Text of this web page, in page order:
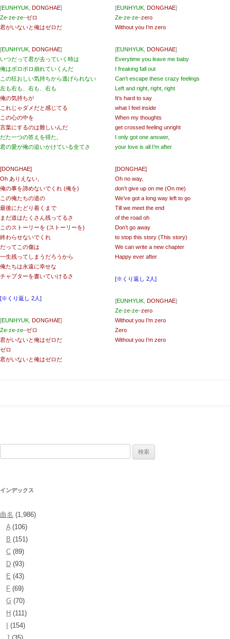
[EUNHYUK DONGHAE]
Ze-ze-ze–ゼロ
君がいないと俺はゼロだ
[EUNHYUK DONGHAE]
いつだって君が去っていく時は
俺はボロボロ崩れていくんだ
この狂おしい気持ちから逃げられない
左も右も、右も、右も
俺の気持ちが
これじゃダメだと感じてる
この心の中を
言葉にするのは難しいんだ
だた一つの答えを得た,
君の愛が俺の追いかけている全てさ
[DONGHAE]
Oh ありえない,
俺の事を諦めないでくれ (俺を)
この俺たちの道の
最後にたどり着くまで
まだ道はたくさん残ってるさ
このストーリーを (ストーリーを)
終わらせないでくれ
だってこの傷は
一生残ってしまうだろうから
俺たちは永遠に幸せな
チャプターを書いていけるさ
[※くり返し 2人]
[EUNHYUK DONGHAE]
Ze-ze-ze–ゼロ
君がいないと俺はゼロだ
ゼロ
君がいないと俺はゼロだ
[EUNHYUK DONGHAE]
Ze-ze-ze–zero
Without you I’m zero
[EUNHYUK DONGHAE]
Everytime you leave me baby
I freaking fall out
Can’t escape these crazy feelings
Left and right, right, right
It’s hard to say
what I feel inside
When my thoughts
get crossed feeling unright
I only got one answer,
your love is all I’m after
[DONGHAE]
Oh no way,
don’t give up on me (On me)
We’ve got a long way left to go
Till we meet the end
of the road oh
Don’t go away
to stop this story (This story)
We can write a new chapter
Happy ever after
[※くり返し 2人]
[EUNHYUK DONGHAE]
Ze-ze-ze–zero
Without you I’m zero
Zero
Without you I’m zero
インデックス
曲名 (1,986)
A(106)
B (151)
C (89)
D (93)
E (43)
F (69)
G (70)
H (111)
(154)